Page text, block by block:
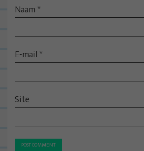
Naam*
E-mail*
Site